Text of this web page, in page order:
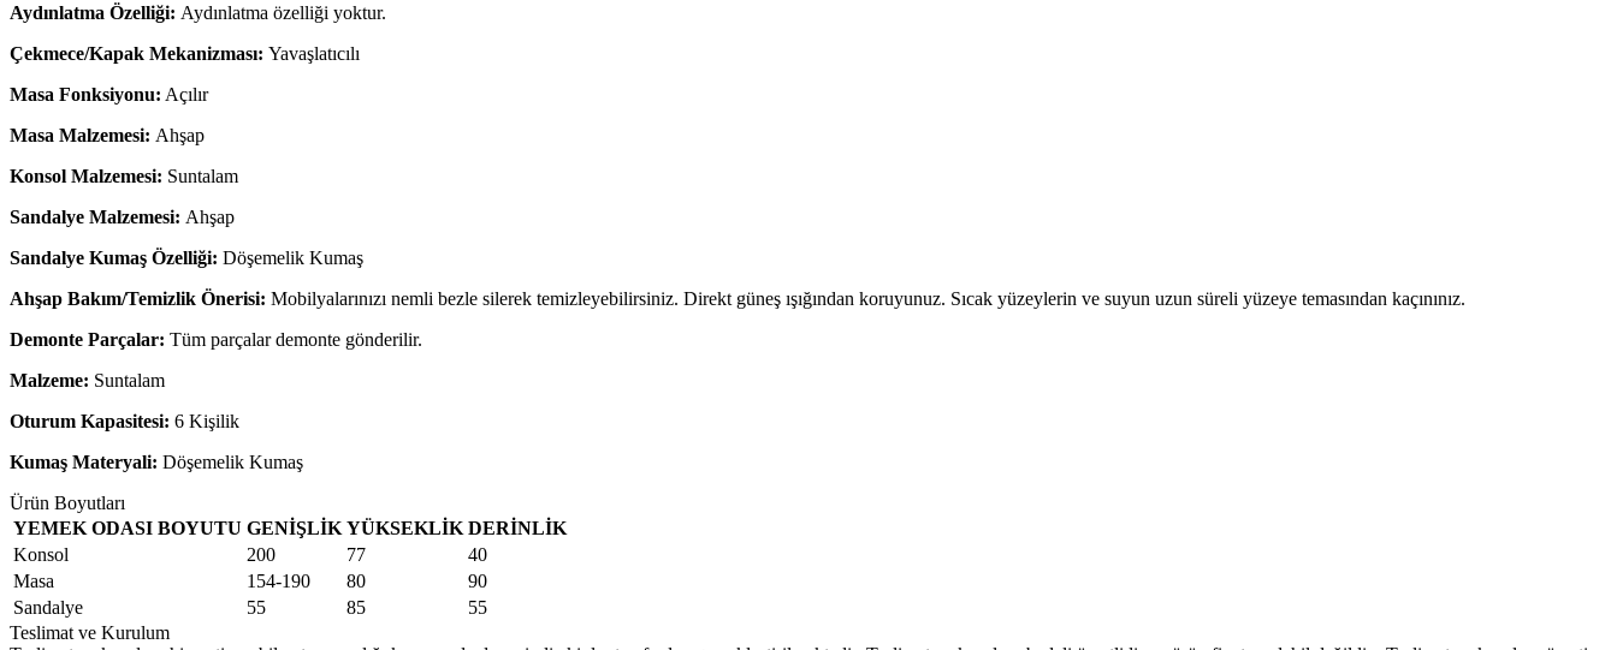
Aydınlatma Özelliği: Aydınlatma özelliği yoktur.
Çekmece/Kapak Mekanizması: Yavaşlatıcılı
Masa Fonksiyonu: Açılır
Masa Malzemesi: Ahşap
Konsol Malzemesi: Suntalam
Sandalye Malzemesi: Ahşap
Sandalye Kumaş Özelliği: Döşemelik Kumaş
Ahşap Bakım/Temizlik Önerisi: Mobilyalarınızı nemli bezle silerek temizleyebilirsiniz. Direkt güneş ışığından koruyunuz. Sıcak yüzeylerin ve suyun uzun süreli yüzeye temasından kaçınınız.
Demonte Parçalar: Tüm parçalar demonte gönderilir.
Malzeme: Suntalam
Oturum Kapasitesi: 6 Kişilik
Kumaş Materyali: Döşemelik Kumaş
Ürün Boyutları
YEMEK ODASI BOYUTU GENİŞLİK YÜKSEKLİK DERİNLİK
Konsol
200 77
40
Masa
154-190 80
90
Sandalye
55 85
55
Teslimat ve Kurulum